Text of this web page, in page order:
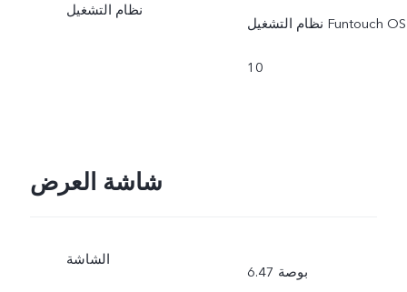
نظام التشغيل
نظام التشغيل Funtouch OS
10
شاشة العرض
الشاشة
6.47 بوصة